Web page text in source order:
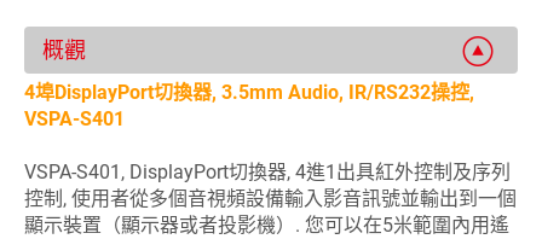
概觀
4埠DisplayPort切換器, 3.5mm Audio, IR/RS232操控,
VSPA-S401
VSPA-S401, DisplayPort切換器, 4進1出具紅外控制及序列
控制, 使用者從多個音視頻設備輸入影音訊號並輸出到一個
顯示裝置（顯示器或者投影機）. 您可以在5米範圍內用遙